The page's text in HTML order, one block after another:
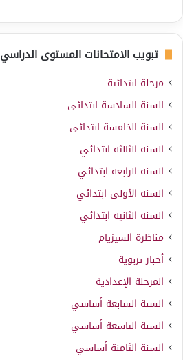
تبويب الامتحانات المستوى الدراسي
مرحلة ابتدائية
السنة السادسة ابتدائي
السنة الخامسة ابتدائي
السنة الثالثة ابتدائي
السنة الرابعة ابتدائي
السنة الأولى ابتدائي
السنة الثانية ابتدائي
مناظرة السيزيام
أخبار تربوية
المرحلة الإعدادية
السنة السابعة أساسي
السنة التاسعة أساسي
السنة الثامنة أساسي